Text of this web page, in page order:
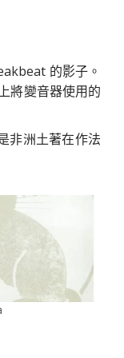
的影子。
將變音器使用的
非洲土著在作法